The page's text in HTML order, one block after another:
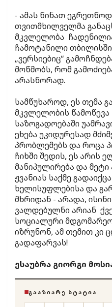
- ამას წინათ
თვითმხილველმა
მკვლელობა
ჩამოტანილი
„ვერსიებიც“
მოწმობს, რომ
არასწორად.
სამწუხაროდ, ეს თემა
მკვლელობის წამოწევა
საზოგადოებაში
ეხება უკიდურესად
პრობლემებს და როცა
ჩიხში შედის, ეს არის
მანიპულირება და
ჟვანიას საქმე
ხელისუფლებისა და
მხრიდან - არადა,
ვალდებულნი არიან
სოციალური
იზრუნონ, ამ თემით კი
გადაფარვას!
ესაუბრა გიორგი
ᲒᲐᲐᲖᲘᲐᲠᲔ ᲡᲢᲐᲢᲘᲐ